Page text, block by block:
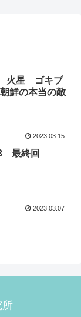
火星 ゴキブ
鮮の本当の敵
2023.03.15
最終回
2023.03.07
所